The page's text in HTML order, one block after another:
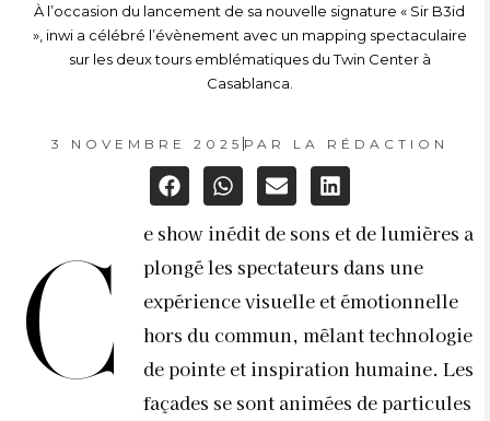
À l’occasion du lancement de sa nouvelle signature « Sir B3id
», inwi a célébré l’évènement avec un mapping spectaculaire
sur les deux tours emblématiques du Twin Center à
Casablanca.
3 NOVEMBRE 2025 PAR LA RÉDACTION
C
e show inédit de sons et de lumières a
plongé les spectateurs dans une
expérience visuelle et émotionnelle
hors du commun, mêlant technologie
de pointe et inspiration humaine. Les
façades se sont animées de particules